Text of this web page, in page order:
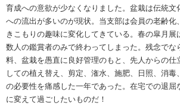
育成への意欲が少なくなりました。盆栽は伝統文
への流出が多いのが現状。当支部は会員の老齢化
きこもりの趣味に変化してきている。春の皐月展
数人の鑑賞者のみで終わってしまった。残念でな
料、盆栽を愚直に良好管理のもと、先人からの仕
しての植え替え、剪定、潅水、施肥、日照、消毒
の必要性を痛感した一年であった。在宅での退屈
に変えて過ごしたいものだ！